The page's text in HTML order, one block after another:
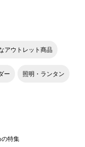
アウトレット商品
ー 照明・ランタン
の特集